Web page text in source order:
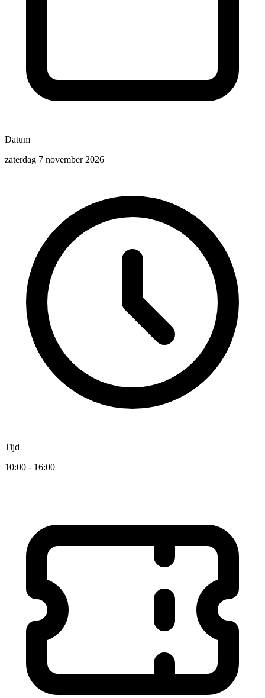
Datum
zaterdag 7 november 2026
Tijd
10:00 - 16:00